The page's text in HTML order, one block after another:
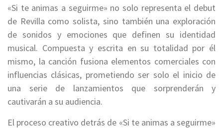
«Si te animas a seguirme» no solo representa el debut
de Revilla como solista, sino también una exploración
de sonidos y emociones que definen su identidad
musical. Compuesta y escrita en su totalidad por él
mismo, la canción fusiona elementos comerciales con
influencias clásicas, prometiendo ser solo el inicio de
una serie de lanzamientos que sorprenderán y
cautivarán a su audiencia.
El proceso creativo detrás de «Si te animas a seguirme»